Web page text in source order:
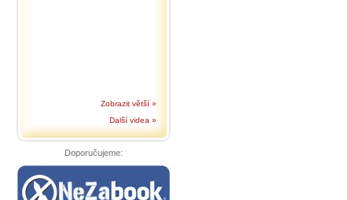
Zobrazit větší »
Další videa »
Doporučujeme: